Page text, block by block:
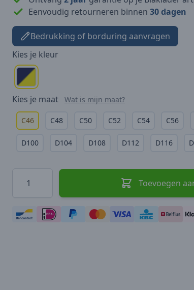
Eenvoudig retourneren binnen 30 dagen
Bedrukking of borduring aanvragen
Kies je kleur
Kies je maat Wat is mijn maat?
C46 C48 C50 C52 C54 C56
D100 D104 D108 D112 D116
Hoeveelheid
Toevoegen